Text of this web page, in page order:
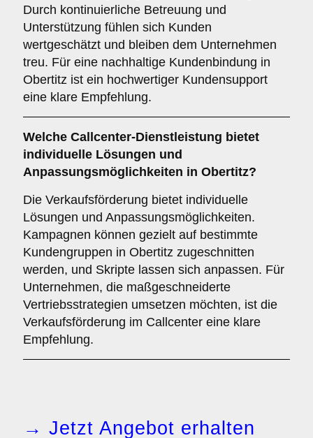
Durch kontinuierliche Betreuung und
Unterstützung fühlen sich Kunden
wertgeschätzt und bleiben dem Unternehmen
treu. Für eine nachhaltige Kundenbindung in
Obertitz ist ein hochwertiger Kundensupport
eine klare Empfehlung.
Welche Callcenter-Dienstleistung bietet
individuelle Lösungen und
Anpassungsmöglichkeiten in Obertitz?
Die Verkaufsförderung bietet individuelle
Lösungen und Anpassungsmöglichkeiten.
Kampagnen können gezielt auf bestimmte
Kundengruppen in Obertitz zugeschnitten
werden, und Skripte lassen sich anpassen. Für
Unternehmen, die maßgeschneiderte
Vertriebsstrategien umsetzen möchten, ist die
Verkaufsförderung im Callcenter eine klare
Empfehlung.
→ Jetzt Angebot erhalten